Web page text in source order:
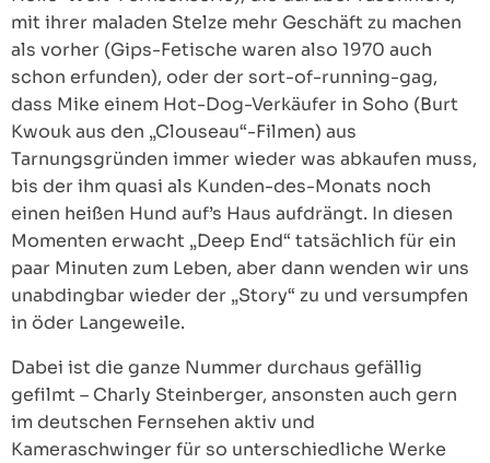
mit ihrer maladen Stelze mehr Geschäft zu machen
als vorher (Gips-Fetische waren also 1970 auch
schon erfunden), oder der sort-of-running-gag,
dass Mike einem Hot-Dog-Verkäufer in Soho (Burt
Kwouk aus den „Clouseau“-Filmen) aus
Tarnungsgründen immer wieder was abkaufen muss,
bis der ihm quasi als Kunden-des-Monats noch
einen heißen Hund auf’s Haus aufdrängt. In diesen
Momenten erwacht „Deep End“ tatsächlich für ein
paar Minuten zum Leben, aber dann wenden wir uns
unabdingbar wieder der „Story“ zu und versumpfen
in öder Langeweile.
Dabei ist die ganze Nummer durchaus gefällig
gefilmt – Charly Steinberger, ansonsten auch gern
im deutschen Fernsehen aktiv und
Kameraschwinger für so unterschiedliche Werke